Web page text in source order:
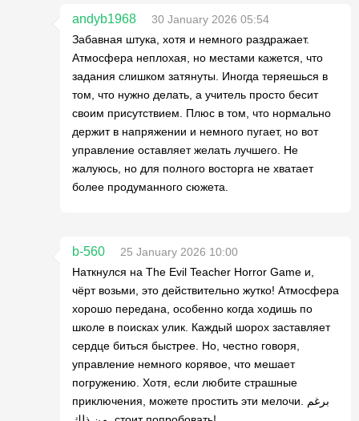
andyb1968
30 January 2026 05:54
Забавная штука, хотя и немного раздражает.
Атмосфера неплохая, но местами кажется, что
задания слишком затянуты. Иногда теряешься в
том, что нужно делать, а учитель просто бесит
своим присутствием. Плюс в том, что нормально
держит в напряжении и немного пугает, но вот
управление оставляет желать лучшего. Не
жалуюсь, но для полного восторга не хватает
более продуманного сюжета.
b-560
25 January 2026 10:00
Наткнулся на The Evil Teacher Horror Game и,
чёрт возьми, это действительно жутко! Атмосфера
хорошо передана, особенно когда ходишь по
школе в поисках улик. Каждый шорох заставляет
сердце биться быстрее. Но, честно говоря,
управление немного корявое, что мешает
погружению. Хотя, если любите страшные
приключения, можете простить эти мелочи. برغم